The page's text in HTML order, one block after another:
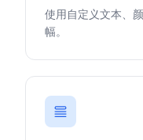
使用自定义文本、
幅。